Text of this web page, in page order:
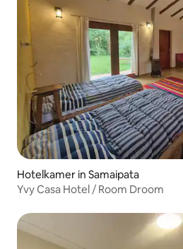
Hotelkamer in Samaipata
Yvy Casa Hotel / Room Droom